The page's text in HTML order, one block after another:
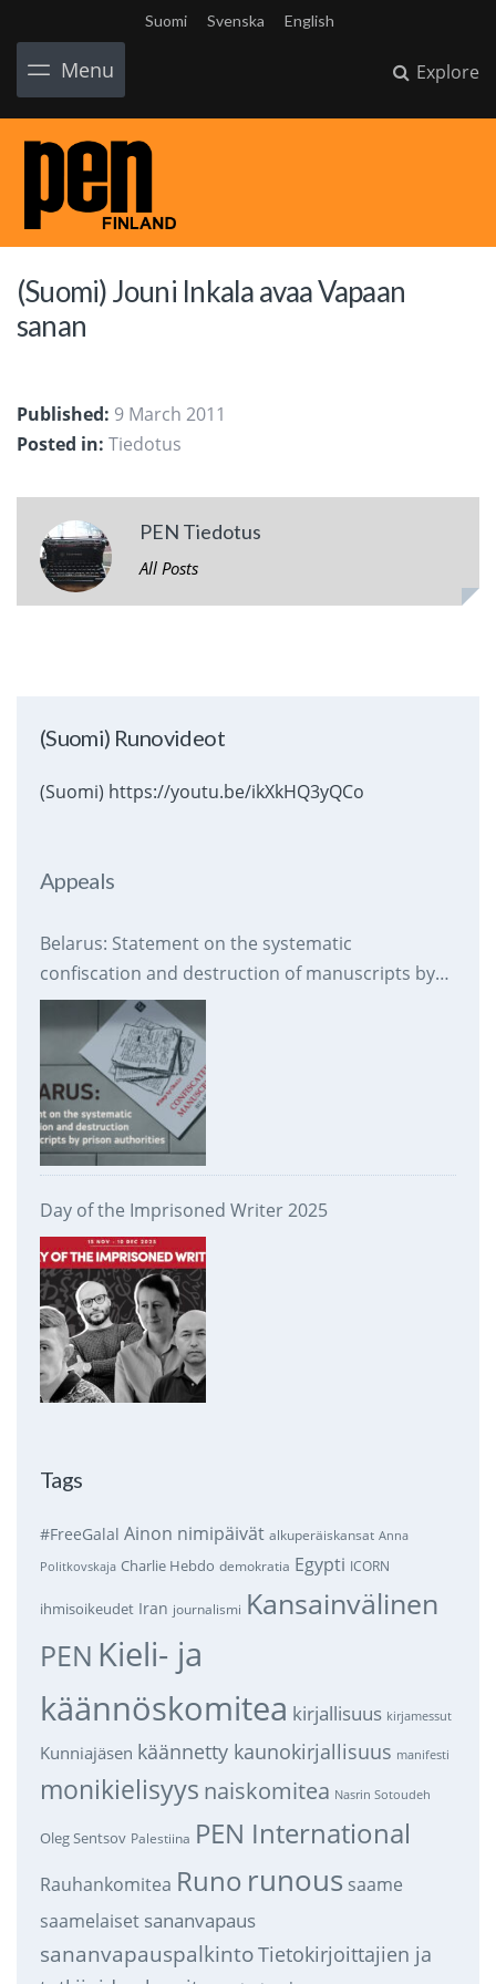
Suomi Svenska English
Menu Explore
(Suomi) Jouni Inkala avaa Vapaan
sanan
Published: 9 March 2011
Posted in: Tiedotus
PEN Tiedotus
All Posts
(Suomi) Runovideot
(Suomi) https://youtu.be/ikXkHQ3yQCo
Appeals
Belarus: Statement on the systematic
confiscation and destruction of manuscripts by
prison authorities
Day of the Imprisoned Writer 2025
Tags
#FreeGalal Ainon nimipäivät alkuperäiskansat Anna
Politkovskaja Charlie Hebdo demokratia Egypti ICORN
ihmisoikeudet Iran journalismi Kansainvälinen
PEN Kieli- ja
käännöskomitea kirjallisuus kirjamessut
Kunniajäsen käännetty kaunokirjallisuus manifesti
monikielisyys naiskomitea Nasrin Sotoudeh
Oleg Sentsov Palestiina PEN International
Rauhankomitea Runo runous saame
saamelaiset sananvapaus
sananvapauspalkintoTietokirjoittajien ja